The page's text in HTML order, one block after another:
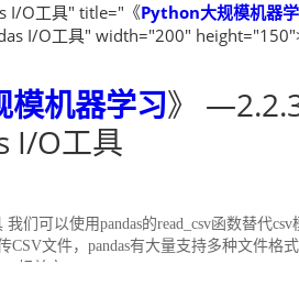
I/O工具" title="《Python大规模机器学
I/O工具" width="200"
机器学习》
I/O工具
我们可以使用pandas的read_csv函数替代csv
CSV文件，pandas有大量支持多种文件格